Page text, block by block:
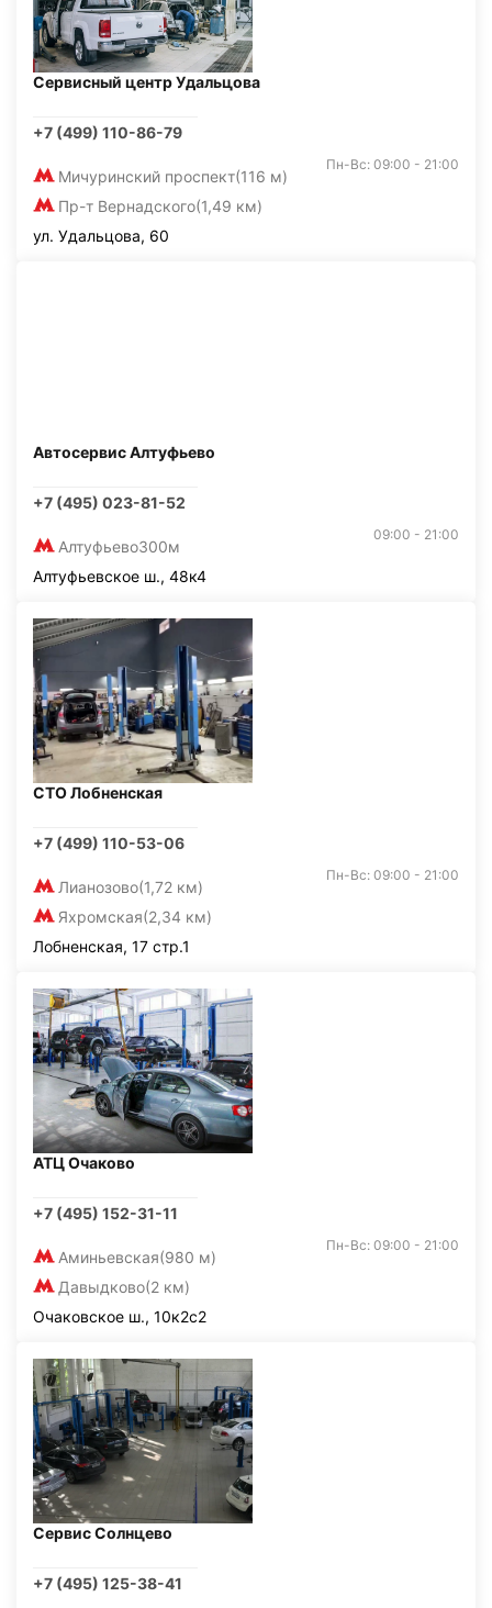
Сервисный центр Удальцова
+7 (499) 110-86-79
Мичуринский проспект(116 м)
Пр-т Вернадского(1,49 км)
Пн-Вс: 09:00 - 21:00
ул. Удальцова, 60
Автосервис Алтуфьево
+7 (495) 023-81-52
Алтуфьево300м
09:00 - 21:00
Алтуфьевское ш., 48к4
СТО Лобненская
+7 (499) 110-53-06
Лианозово(1,72 км)
Яхромская(2,34 км)
Пн-Вс: 09:00 - 21:00
Лобненская, 17 стр.1
АТЦ Очаково
+7 (495) 152-31-11
Аминьевская(980 м)
Давыдково(2 км)
Пн-Вс: 09:00 - 21:00
Очаковское ш., 10к2с2
Сервис Солнцево
+7 (495) 125-38-41